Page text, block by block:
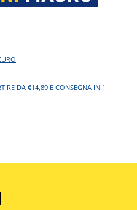
DA €14,89 E CONSEGNA IN 1